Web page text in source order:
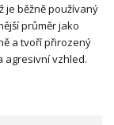
je běžně používaný
průměr jako
a tvoří přirozený
agresivní vzhled.